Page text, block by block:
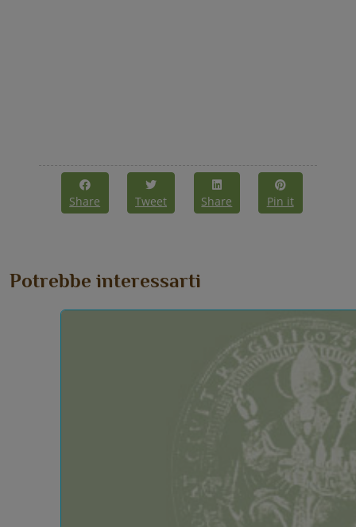
Share Tweet Share Pin it
Potrebbe interessarti